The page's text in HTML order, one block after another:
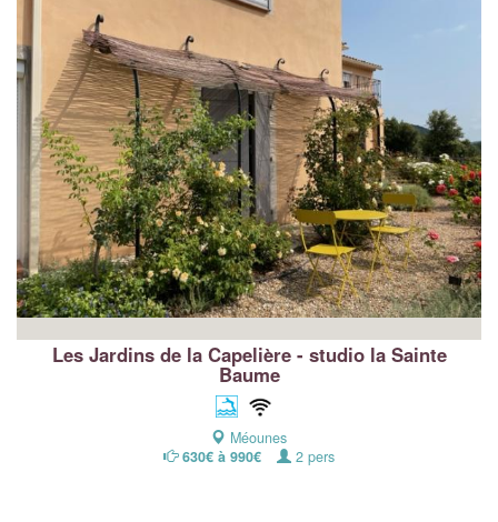
Les Jardins de la Capelière - studio la Sainte
Baume
Méounes
630€ à 990€
2 pers